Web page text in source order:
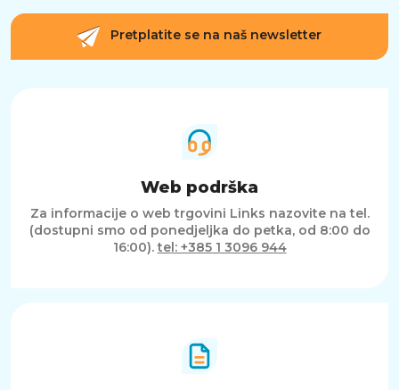
Pretplatite se na naš newsletter
Web podrška
Za informacije o web trgovini Links nazovite na tel.
(dostupni smo od ponedjeljka do petka, od 8:00 do
16:00).tel: +385 1 3096 944